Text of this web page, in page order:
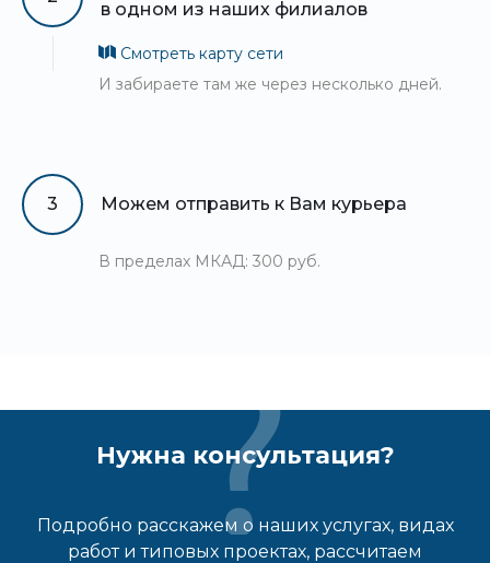
в одном из наших филиалов
Смотреть карту сети
И забираете там же через несколько дней.
3 Можем отправить к Вам курьера
В пределах МКАД: 300 руб.
Нужна консультация?
Подробно расскажем о наших услугах, видах
работ и типовых проектах, рассчитаем